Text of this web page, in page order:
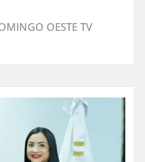
OESTE TV